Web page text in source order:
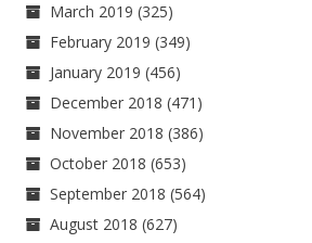
March 2019 (325)
February 2019 (349)
January 2019 (456)
December 2018 (471)
November 2018 (386)
October 2018 (653)
September 2018 (564)
August 2018 (627)